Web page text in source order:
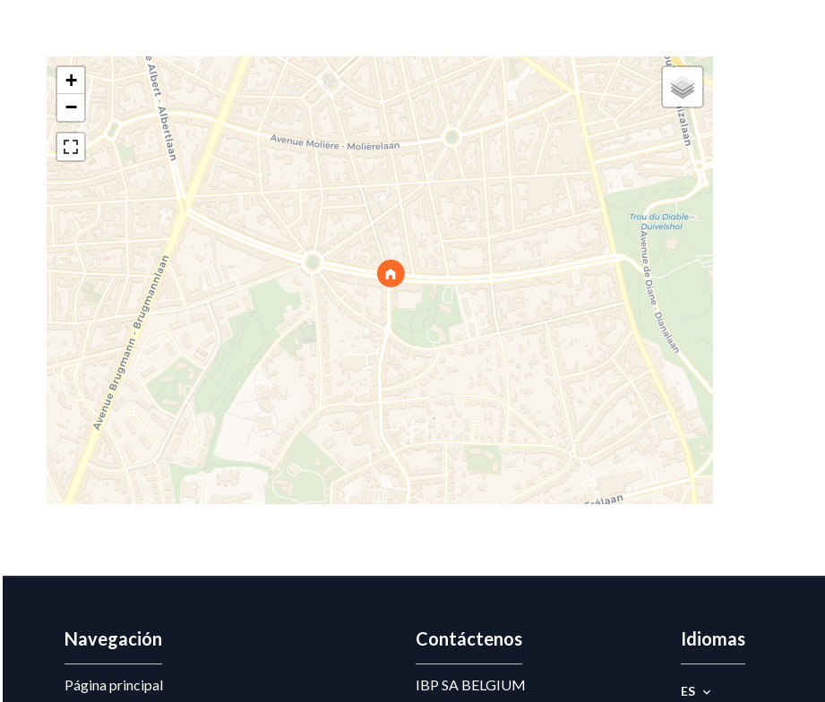
+
−
Navegación
Página principal
Contáctenos
IBP SA BELGIUM
Idiomas
ES